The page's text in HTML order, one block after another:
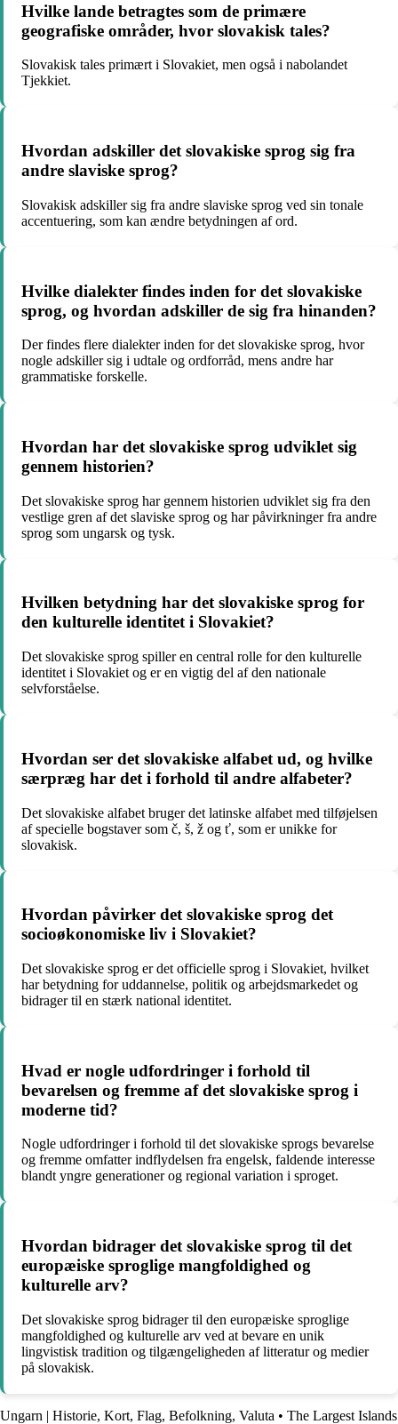
Hvilke lande betragtes som de primære
geografiske områder, hvor slovakisk tales?
Slovakisk tales primært i Slovakiet, men også i nabolandet
Tjekkiet.
Hvordan adskiller det slovakiske sprog sig fra
andre slaviske sprog?
Slovakisk adskiller sig fra andre slaviske sprog ved sin tonale
accentuering, som kan ændre betydningen af ord.
Hvilke dialekter findes inden for det slovakiske
sprog, og hvordan adskiller de sig fra hinanden?
Der findes flere dialekter inden for det slovakiske sprog, hvor
nogle adskiller sig i udtale og ordforråd, mens andre har
grammatiske forskelle.
Hvordan har det slovakiske sprog udviklet sig
gennem historien?
Det slovakiske sprog har gennem historien udviklet sig fra den
vestlige gren af det slaviske sprog og har påvirkninger fra andre
sprog som ungarsk og tysk.
Hvilken betydning har det slovakiske sprog for
den kulturelle identitet i Slovakiet?
Det slovakiske sprog spiller en central rolle for den kulturelle
identitet i Slovakiet og er en vigtig del af den nationale
selvforståelse.
Hvordan ser det slovakiske alfabet ud, og hvilke
særpræg har det i forhold til andre alfabeter?
Det slovakiske alfabet bruger det latinske alfabet med tilføjelsen
af specielle bogstaver som č, š, ž og ť, som er unikke for
slovakisk.
Hvordan påvirker det slovakiske sprog det
socioøkonomiske liv i Slovakiet?
Det slovakiske sprog er det officielle sprog i Slovakiet, hvilket
har betydning for uddannelse, politik og arbejdsmarkedet og
bidrager til en stærk national identitet.
Hvad er nogle udfordringer i forhold til
bevarelsen og fremme af det slovakiske sprog i
moderne tid?
Nogle udfordringer i forhold til det slovakiske sprogs bevarelse
og fremme omfatter indflydelsen fra engelsk, faldende interesse
blandt yngre generationer og regional variation i sproget.
Hvordan bidrager det slovakiske sprog til det
europæiske sproglige mangfoldighed og
kulturelle arv?
Det slovakiske sprog bidrager til den europæiske sproglige
mangfoldighed og kulturelle arv ved at bevare en unik
lingvistisk tradition og tilgængeligheden af litteratur og medier
på slovakisk.
Ungarn | Historie, Kort, Flag, Befolkning, Valuta • The Largest Islands